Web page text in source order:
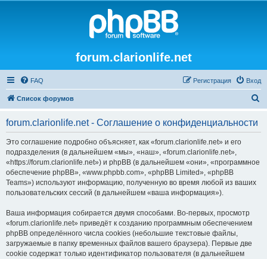
forum.clarionlife.net
FAQ Вход
Регистрация
Список форумов
forum.clarionlife.net - Соглашение о конфиденциальности
Это соглашение подробно объясняет, как «forum.clarionlife.net» и его
подразделения (в дальнейшем «мы», «наш», «forum.clarionlife.net»,
«https://forum.clarionlife.net») и phpBB (в дальнейшем «они», «программное
обеспечение phpBB», «www.phpbb.com», «phpBB Limited», «phpBB
Teams») используют информацию, полученную во время любой из ваших
пользовательских сессий (в дальнейшем «ваша информация»).
Ваша информация собирается двумя способами. Во-первых, просмотр
«forum.clarionlife.net» приведёт к созданию программным обеспечением
phpBB определённого числа cookies (небольшие текстовые файлы,
загружаемые в папку временных файлов вашего браузера). Первые две
cookie содержат только идентификатор пользователя (в дальнейшем